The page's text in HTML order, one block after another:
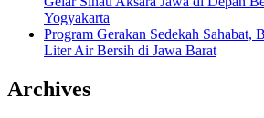
Yogyakarta
Program Gerakan Sedekah Sahabat,
Liter Air Bersih di Jawa Barat
Archives